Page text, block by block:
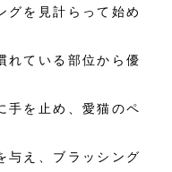
グを見計らって始め
れている部位から優
手を止め、愛猫のペ
与え、ブラッシング